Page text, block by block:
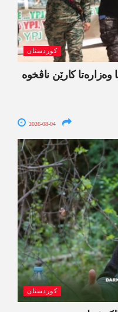
کوردستان
وەزارەتا کارێن ناڤخوە
2026-08-04
کوردستان